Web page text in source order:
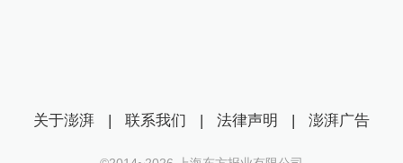
关于澎湃 | 联系我们 | 法律声明 | 澎湃广告